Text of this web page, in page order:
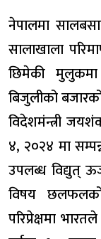
नेपालमा
सालाखाला
छिमेकी
बिजुलीको
विदेशमंन्त्री
४, २०२४ मा
उपलब्ध विद्युत्
विषय
परिप्रेक्षमा